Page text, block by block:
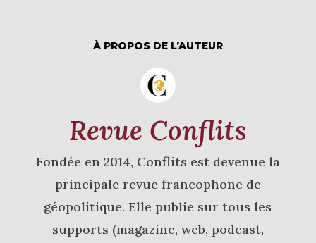
À PROPOS DE L’AUTEUR
Revue Conflits
Fondée en 2014, Conflits est devenue la
principale revue francophone de
géopolitique. Elle publie sur tous les
supports (magazine, web, podcast,